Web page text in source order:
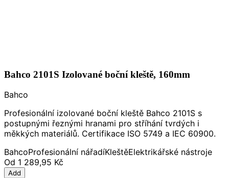
Bahco 2101S Izolované boční kleště, 160mm
Bahco
Profesionální izolované boční kleště Bahco 2101S s
postupnými řeznými hranami pro stříhání tvrdých i
měkkých materiálů. Certifikace ISO 5749 a IEC 60900.
BahcoProfesionální nářadíKleštěElektrikářské nástroje
Od 1 289,95 Kč
Add